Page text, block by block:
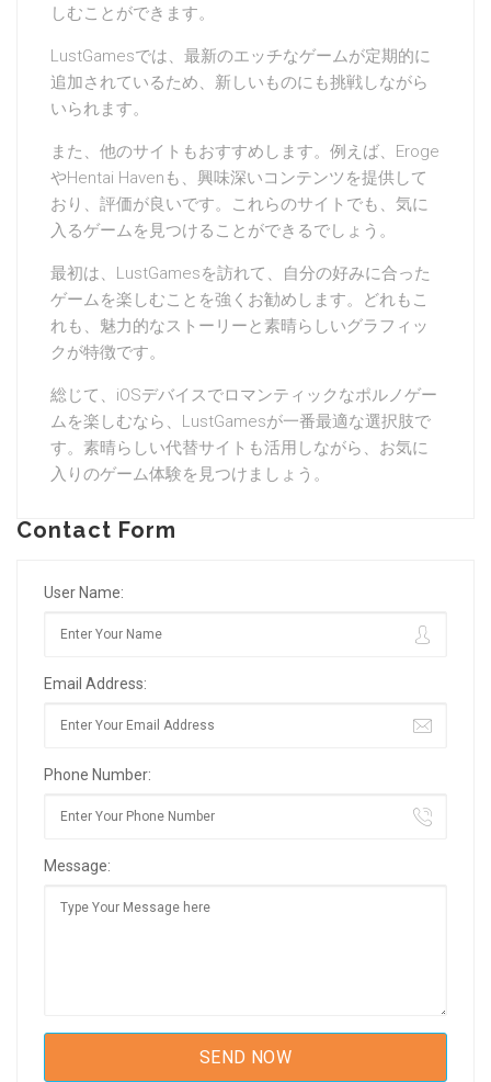
しむことができます。
LustGamesでは、最新のエッチなゲームが定期的に
追加されているため、新しいものにも挑戦しながら
いられます。
また、他のサイトもおすすめします。例えば、Eroge
やHentai Havenも、興味深いコンテンツを提供して
おり、評価が良いです。これらのサイトでも、気に
入るゲームを見つけることができるでしょう。
最初は、LustGamesを訪れて、自分の好みに合った
ゲームを楽しむことを強くお勧めします。どれもこ
れも、魅力的なストーリーと素晴らしいグラフィッ
クが特徴です。
総じて、iOSデバイスでロマンティックなポルノゲー
ムを楽しむなら、LustGamesが一番最適な選択肢で
す。素晴らしい代替サイトも活用しながら、お気に
入りのゲーム体験を見つけましょう。
Contact Form
User Name:
Email Address:
Phone Number:
Message: